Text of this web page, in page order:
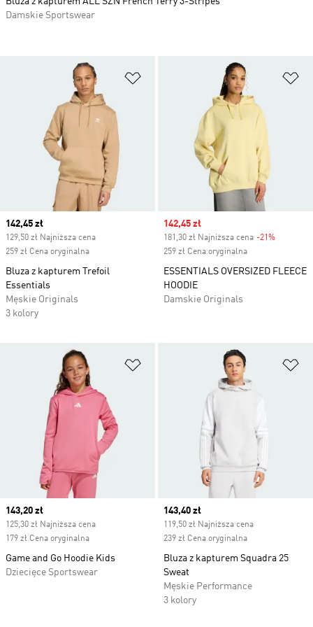
Dodaj do listy życzeń
Current price
142,45 zł
129,50 zł Najniższa cena
259 zł Cena oryginalna
Bluza z kapturem Trefoil
Essentials
Męskie Originals
3 kolory
Sale price
142,45 zł
181,30 zł Najniższa cena -21%
259 zł Cena oryginalna
ESSENTIALS OVERSIZED FLEECE
HOODIE
Damskie Originals
Dodaj do listy życzeń
Current price
143,20 zł
125,30 zł Najniższa cena
179 zł Cena oryginalna
Game and Go Hoodie Kids
Dziecięce Sportswear
Current price
143,40 zł
119,50 zł Najniższa cena
239 zł Cena oryginalna
Bluza z kapturem Squadra 25
Sweat
Męskie Performance
3 kolory
Damskie Sportswear